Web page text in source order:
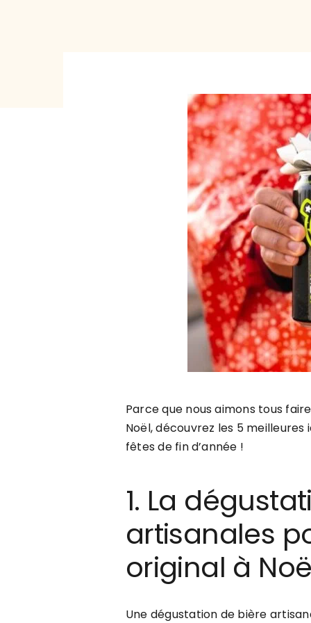
Parce que nous aimons tous
Noël, découvrez les 5
fêtes de fin d’année !
1. La
artisanales
original à
Une dégustation de bière